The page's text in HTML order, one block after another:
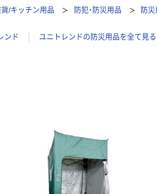
/キッチン用品 防犯・防災用品 防災
ンド ユニトレンドの防災用品を全て見る